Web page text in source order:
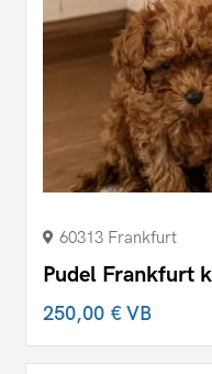
60313 Frankfurt
Pudel Frankfurt
250,00 €VB